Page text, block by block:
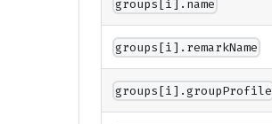
groups[i].name
groups[i].remarkName
groups[i].groupProfile